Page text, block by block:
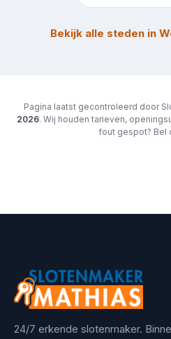
Bekijk alle steden in
Pagina laatst gecontroleerd door
2026. Wij houden tarieven,
fout gespot? Bel
24/7 erkende slotenmaker.